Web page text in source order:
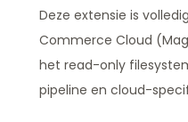
Deze extensie is
Commerce Cloud
het read-only
pipeline en cloud-